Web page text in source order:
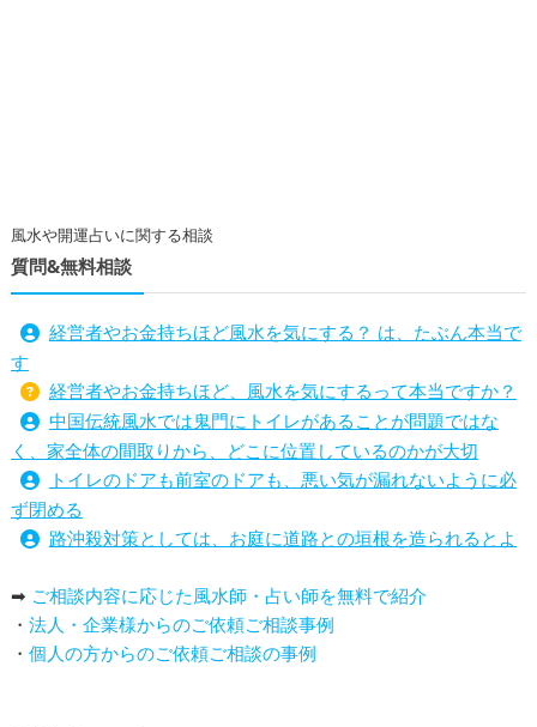
風水や開運占いに関する相談
質問&無料相談
経営者やお金持ちほど風水を気にする？ は、たぶん本当で
す
経営者やお金持ちほど、風水を気にするって本当ですか？
中国伝統風水では鬼門にトイレがあることが問題ではな
く、家全体の間取りから、どこに位置しているのかが大切
トイレのドアも前室のドアも、悪い気が漏れないように必
ず閉める
路沖殺対策としては、お庭に道路との垣根を造られるとよ
庭を広げると路沖殺（ろちゅうさつ）は防げますか？
トイレ前室のドアの開け閉めについて
増築して家相の中心軸が変わると、鬼門の方角にあるトイ
➡ ご相談内容に応じた風水師・占い師を無料で紹介
・ 法人・企業様からのご依頼ご相談事例
・ 個人の方からのご依頼ご相談の事例